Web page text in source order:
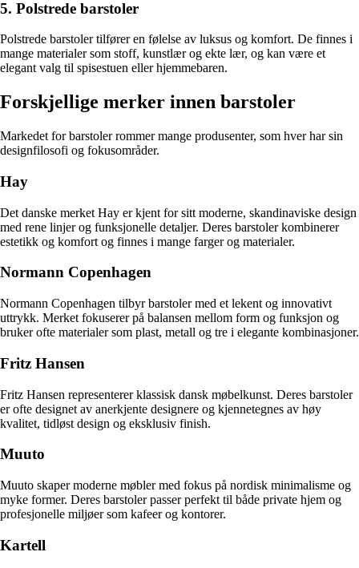
5. Polstrede barstoler
Polstrede barstoler tilfører en følelse av luksus og komfort. De finnes i
mange materialer som stoff, kunstlær og ekte lær, og kan være et
elegant valg til spisestuen eller hjemmebaren.
Forskjellige merker innen barstoler
Markedet for barstoler rommer mange produsenter, som hver har sin
designfilosofi og fokusområder.
Hay
Det danske merket Hay er kjent for sitt moderne, skandinaviske design
med rene linjer og funksjonelle detaljer. Deres barstoler kombinerer
estetikk og komfort og finnes i mange farger og materialer.
Normann Copenhagen
Normann Copenhagen tilbyr barstoler med et lekent og innovativt
uttrykk. Merket fokuserer på balansen mellom form og funksjon og
bruker ofte materialer som plast, metall og tre i elegante kombinasjoner.
Fritz Hansen
Fritz Hansen representerer klassisk dansk møbelkunst. Deres barstoler
er ofte designet av anerkjente designere og kjennetegnes av høy
kvalitet, tidløst design og eksklusiv finish.
Muuto
Muuto skaper moderne møbler med fokus på nordisk minimalisme og
myke former. Deres barstoler passer perfekt til både private hjem og
profesjonelle miljøer som kafeer og kontorer.
Kartell